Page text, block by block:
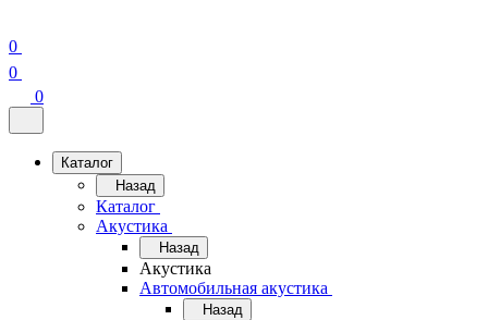
0
0
0
Каталог
Назад
Каталог
Акустика
Назад
Акустика
Автомобильная акустика
Назад